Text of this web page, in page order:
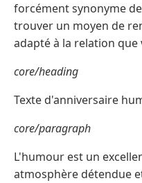
forcément synonyme
trouver un moyen de
adapté à la relation que
core/heading
Texte d'anniversaire
core/paragraph
L'humour est un
atmosphère détendue